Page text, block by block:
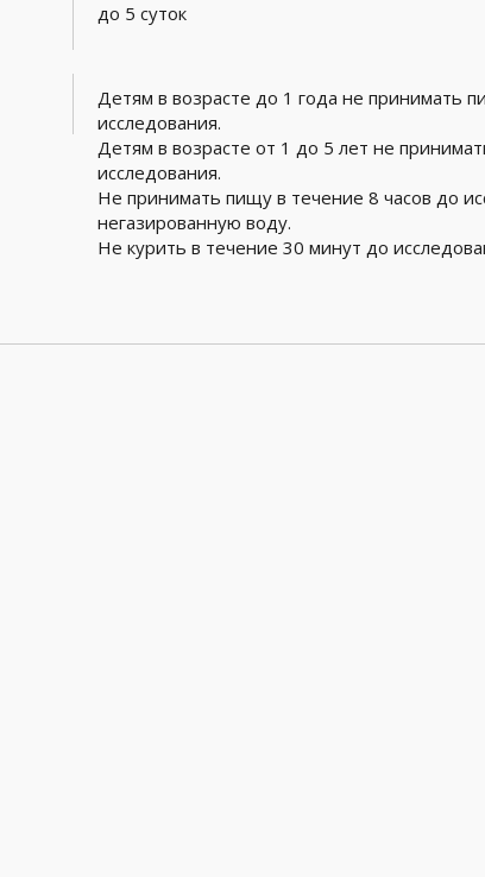
до 5 суток
Детям в возрасте до 1 года не принимать
исследования.
Детям в возрасте от 1 до 5 лет не
исследования.
Не принимать пищу в течение 8 часов до
негазированную воду.
Не курить в течение 30 минут до